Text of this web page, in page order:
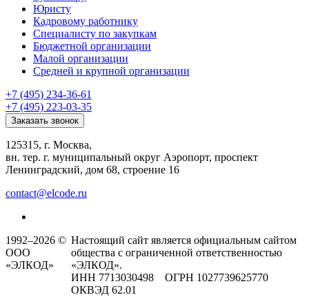
Юристу
Кадровому работнику
Специалисту по закупкам
Бюджетной организации
Малой организации
Средней и крупной организации
+7 (495) 234-36-61
+7 (495) 223-03-35
Заказать звонок
125315, г. Москва,
вн. тер. г. муниципальный округ Аэропорт, проспект
Ленинградский, дом 68, строение 16
contact@elcode.ru
1992–2026 ©
ООО
«ЭЛКОД»
Настоящий сайт является официальным сайтом
общества с ограниченной ответственностью
«ЭЛКОД».
ИНН 7713030498 ОГРН 1027739625770
ОКВЭД 62.01